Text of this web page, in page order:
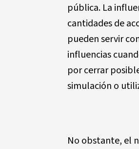
pública. La
cantidades de
pueden servir
influencias
por cerrar
simulación o
No obstante, el